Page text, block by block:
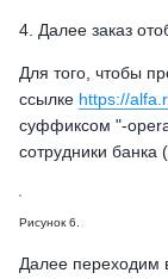
4. Далее заказ
Для того, чтобы
ссылке https://
суффиксом "-
сотрудники банка
Рисунок 6.
Далее переходим